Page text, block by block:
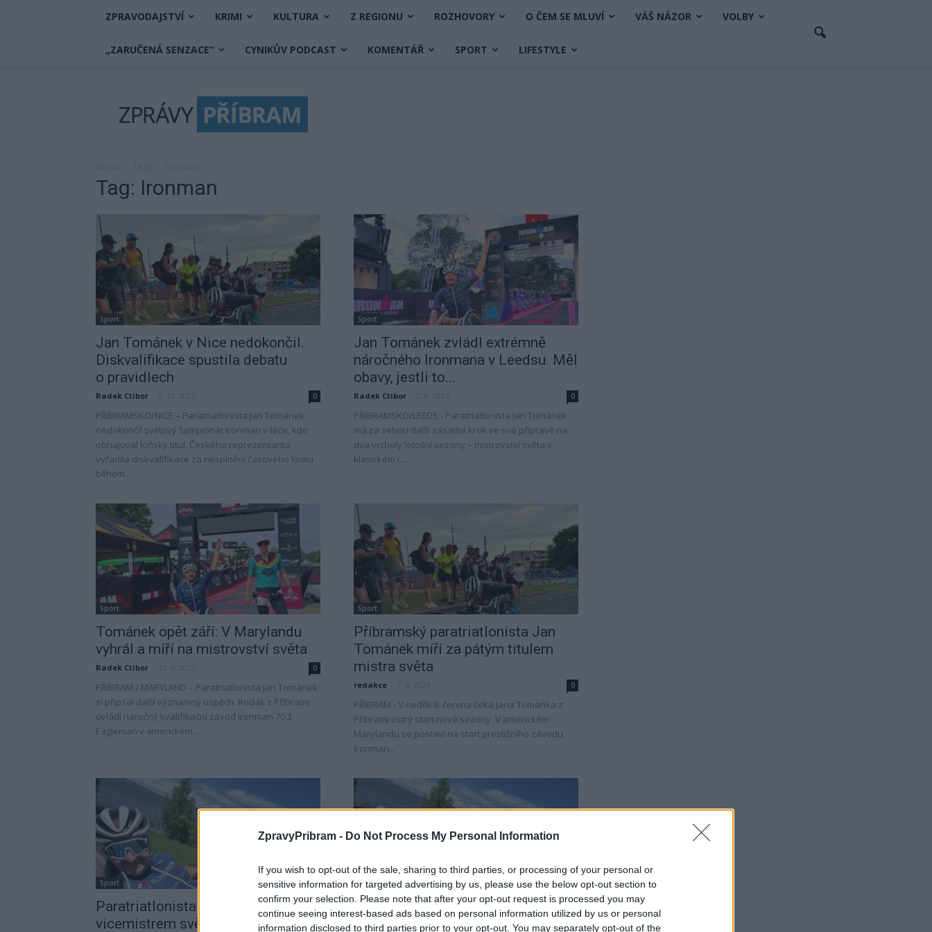
ZpravyPribram - Do Not Process My Personal Information
If you wish to opt-out of the sale, sharing to third parties, or processing of your personal or
sensitive information for targeted advertising by us, please use the below opt-out section to
confirm your selection. Please note that after your opt-out request is processed you may
continue seeing interest-based ads based on personal information utilized by us or personal
information disclosed to third parties prior to your opt-out. You may separately opt-out of the
ZPRAVODAJSTVÍ KRIMI KULTURA Z REGIONU ROZHOVORY O ČEM SE MLUVÍ VÁŠ NÁZOR VOLBY
„ZARUČENÁ SENZACE“ CYNIKŮV PODCAST KOMENTÁŘ SPORT LIFESTYLE
Příbram
Tag: Ironman
Sport
Jan Tománek v Nice nedokončil.
Diskvalifikace spustila debatu
o pravidlech
Radek Ctibor 0
PŘÍBRAMSKO/NICE – Paratriatlonista Jan Tománek
nedokončil světový šampionát Ironman v Nice, kde
obhajoval loňský titul. Českého reprezentanta
vyřadila diskvalifikace za nesplnění časového limitu
během...
Sport
Jan Tománek zvládl extrémně
náročného Ironmana v Leedsu. Měl
obavy, jestli to...
Radek Ctibor 0
PŘÍBRAMSKO/LEEDS - Paratriatlonista Jan Tománek
má za sebou další zásadní krok ve své přípravě na
dva vrcholy letošní sezony – mistrovství světa v
klasickém i...
Sport
Tománek opět září: V Marylandu
vyhrál a míří na mistrovství světa
Radek Ctibor 0
PŘÍBRAM / MARYLAND – Paratriatlonista Jan Tománek
si připsal další významný úspěch. Rodák z Příbrami
ovládl náročný kvalifikační závod Ironman 70.3
Eagleman v americkém...
Sport
Příbramský paratriatlonista Jan
Tománek míří za pátým titulem
mistra světa
redakce 0
PŘÍBRAM - V neděli 8. června čeká Jana Tománka z
Příbrami ostrý start nové sezóny. V americkém
Marylandu se postaví na start prestižního závodu
Ironman...
Sport
Paratriatlonista Tománek je
vicemistrem světa v polovičním
Sport
Tománka čeká obhajoba výsadního
postavení v Ironmanu: Chci udržet